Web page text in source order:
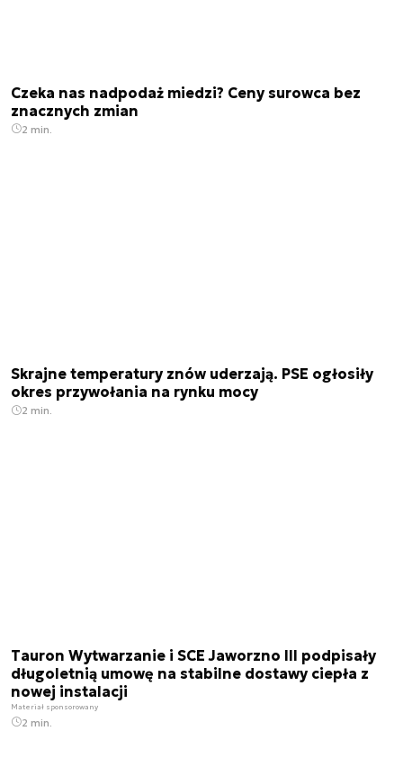
Czeka nas nadpodaż miedzi? Ceny surowca bez
znacznych zmian
2 min.
Skrajne temperatury znów uderzają. PSE ogłosiły
okres przywołania na rynku mocy
2 min.
Tauron Wytwarzanie i SCE Jaworzno III podpisały
długoletnią umowę na stabilne dostawy ciepła z
nowej instalacji
Materiał sponsorowany
2 min.